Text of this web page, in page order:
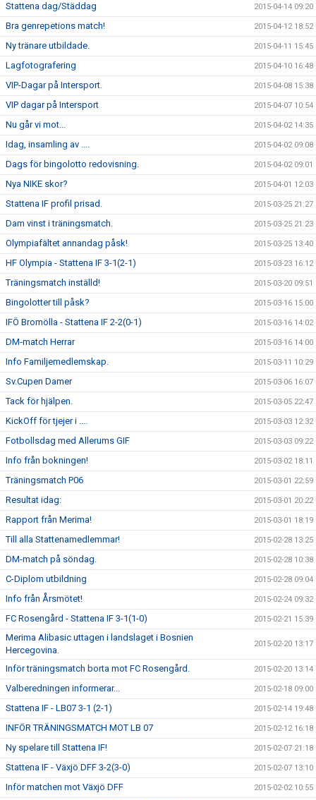
Stattena dag/Städdag 2015-04-14 09:20
Bra genrepetions match! 2015-04-12 18:52
Ny tränare utbildade. 2015-04-11 15:45
Lagfotografering 2015-04-10 16:48
VIP-Dagar på Intersport. 2015-04-08 15:38
VIP dagar på Intersport 2015-04-07 10:54
Nu går vi mot... 2015-04-02 14:35
Idag, insamling av .... 2015-04-02 09:08
Dags för bingolotto redovisning. 2015-04-02 09:01
Nya NIKE skor? 2015-04-01 12:03
Stattena IF profil prisad. 2015-03-25 21:27
Dam vinst i träningsmatch. 2015-03-25 21:23
Olympiafältet annandag påsk! 2015-03-25 13:40
HF Olympia - Stattena IF 3-1(2-1) 2015-03-23 16:12
Träningsmatch inställd! 2015-03-20 09:51
Bingolotter till påsk? 2015-03-16 15:00
IFÖ Bromölla - Stattena IF 2-2(0-1) 2015-03-16 14:02
DM-match Herrar 2015-03-16 14:00
Info Familjemedlemskap. 2015-03-11 10:29
Sv.Cupen Damer 2015-03-06 16:07
Tack för hjälpen. 2015-03-05 22:47
KickOff för tjejer i .... 2015-03-03 12:32
Fotbollsdag med Allerums GIF 2015-03-03 09:22
Info från bokningen! 2015-03-02 18:11
Träningsmatch P06 2015-03-01 22:59
Resultat idag: 2015-03-01 20:22
Rapport från Merima! 2015-03-01 18:19
Till alla Stattenamedlemmar! 2015-02-28 13:25
DM-match på söndag. 2015-02-28 10:38
C-Diplom utbildning 2015-02-28 09:04
Info från Årsmötet! 2015-02-24 09:32
FC Rosengård - Stattena IF 3-1(1-0) 2015-02-21 15:39
Merima Alibasic uttagen i landslaget i Bosnien
Hercegovina.
2015-02-20 13:17
Inför träningsmatch borta mot FC Rosengård. 2015-02-20 13:14
Valberedningen informerar... 2015-02-18 09:00
Stattena IF - LB07 3-1 (2-1) 2015-02-14 19:48
INFÖR TRÄNINGSMATCH MOT LB 07 2015-02-12 16:18
Ny spelare till Stattena IF! 2015-02-07 21:18
Stattena IF - Växjö DFF 3-2(3-0) 2015-02-07 13:10
Inför matchen mot Växjö DFF 2015-02-02 10:55